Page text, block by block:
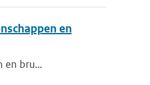
en
en bru...